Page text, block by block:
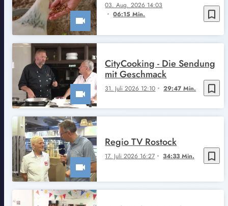
bookmark_border
03. Aug. 2026 14:03
06:15 Min.
bookmark_border
31. Juli 2026 12:10 29:47 Min.
CityCooking - Die Sendung
mit Geschmack
bookmark_border
17. Juli 2026 16:27 34:33 Min.
Regio TV Rostock